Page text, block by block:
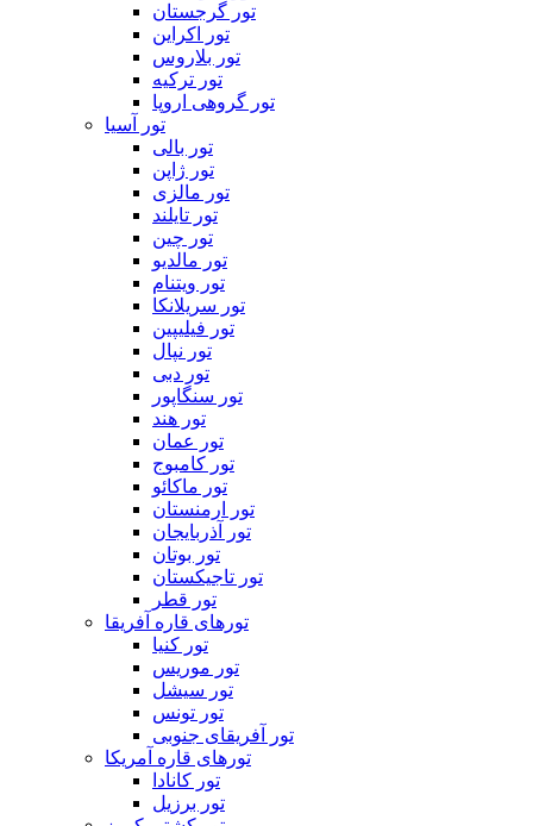
تور گرجستان
تور اکراین
تور بلاروس
تور ترکیه
تور گروهی اروپا
تور آسیا
تور بالی
تور ژاپن
تور مالزی
تور تایلند
تور چین
تور مالدیو
تور ویتنام
تور سریلانکا
تور فیلیپین
تور نپال
تور دبی
تور سنگاپور
تور هند
تور عمان
تور کامبوج
تور ماکائو
تور ارمنستان
تور آذربایجان
تور بوتان
تور تاجیکستان
تور قطر
تورهای قاره آفریقا
تور کنیا
تور موریس
تور سیشل
تور تونس
تور آفریقای جنوبی
تورهای قاره آمریکا
تور کانادا
تور برزیل